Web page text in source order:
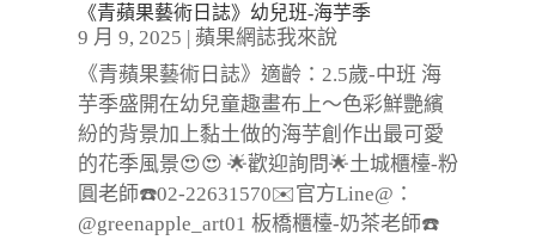
《青蘋果藝術日誌》幼兒班-海芋季
9 月 9, 2025 | 蘋果網誌我來說
《青蘋果藝術日誌》適齡：2.5歲-中班 海
芋季盛開在幼兒童趣畫布上～色彩鮮艷繽
紛的背景加上黏土做的海芋創作出最可愛
的花季風景😍😍 🌟歡迎詢問🌟土城櫃檯-粉
圓老師☎️02-22631570✉️官方Line@：
@greenapple_art01 板橋櫃檯-奶茶老師☎️